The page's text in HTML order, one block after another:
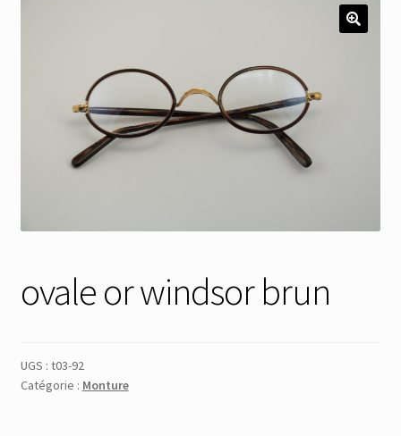
Connexion
Mon Compte
Réinitialisation du mot de passe
ovale or windsor brun
UGS : t03-92
Catégorie : Monture